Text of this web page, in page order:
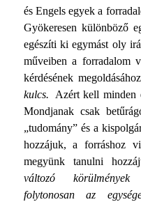
és Engels egyek a
Gyökeresen különböző
egészíti ki egymást oly
műveiben a forradalom
kérdésének
kulcs. Azért kell minden
Mondjanak csak
„tudomány” és a
hozzájuk, a forráshoz
megyünk tanulni
változó
folytonosan az